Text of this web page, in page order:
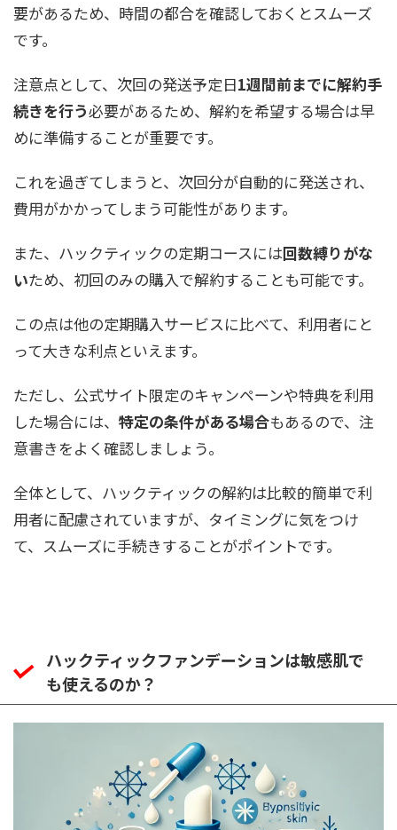
要があるため、時間の都合を確認しておくとスムーズ
です。
注意点として、次回の発送予定日1週間前までに解約手
続きを行う必要があるため、解約を希望する場合は早
めに準備することが重要です。
これを過ぎてしまうと、次回分が自動的に発送され、
費用がかかってしまう可能性があります。
また、ハックティックの定期コースには回数縛りがな
いため、初回のみの購入で解約することも可能です。
この点は他の定期購入サービスに比べて、利用者にと
って大きな利点といえます。
ただし、公式サイト限定のキャンペーンや特典を利用
した場合には、 特定の条件がある場合もあるので、注
意書きをよく確認しましょう。
全体として、ハックティックの解約は比較的簡単で利
用者に配慮されていますが、タイミングに気をつけ
て、スムーズに手続きすることがポイントです。
ハックティックファンデーションは敏感肌で
も使えるのか？